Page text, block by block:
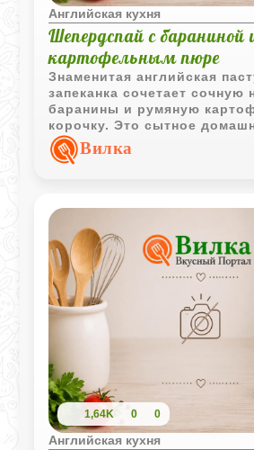
Английская кухня
Шепердспай с бараниной
картофельным пюре
Знаменитая английская
запеканка сочетает сочную
баранины и румяную
корочку. Это сытное
насыщенным вкусом и
ингредиентами,
Вилка
1,64K 0 0
Английская кухня